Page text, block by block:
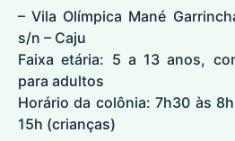
– Vila Olímpica Mané
s/n – Caju
Faixa etária: 5 a 13 anos,
para adultos
Horário da colônia: 7h30 às
15h (crianças)